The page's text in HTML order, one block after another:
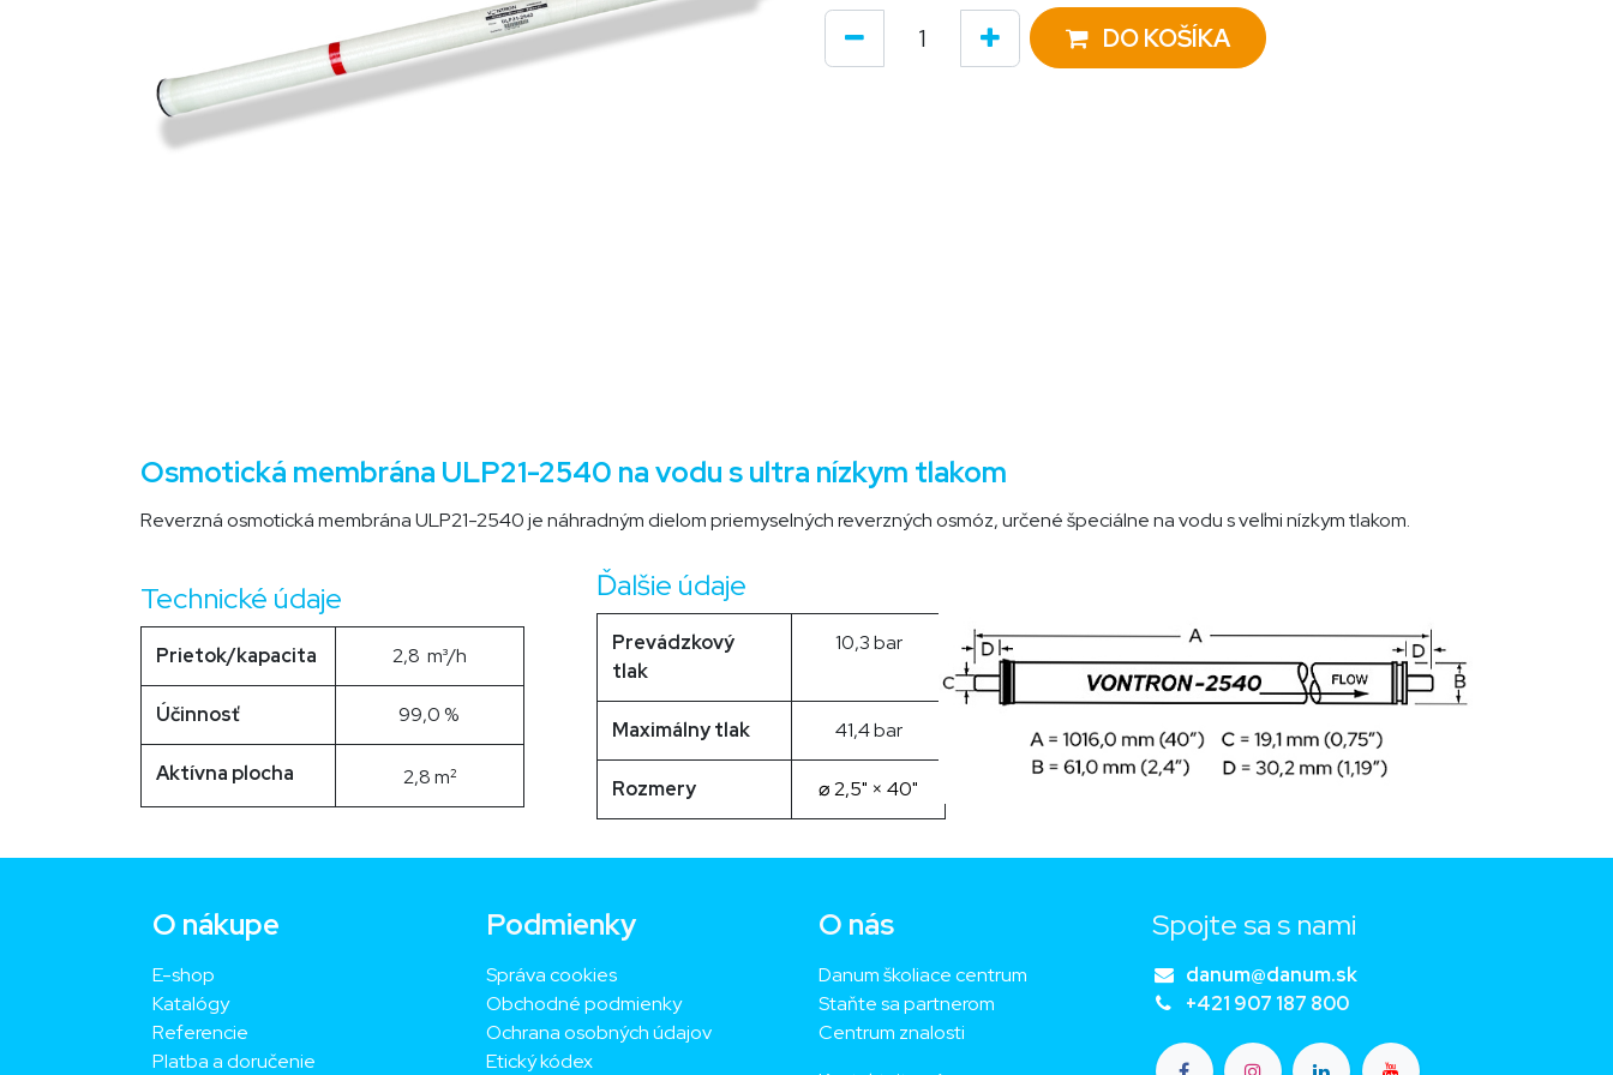
DO KOŠÍKA
Osmotická membrána ULP21-2540 na vodu s ultra nízkym tlakom
Reverzná osmotická membrána ULP21-2540 je náhradným dielom priemyselných reverzných osmóz, určené špeciálne na vodu s veľmi nízkym tlakom.
Technické údaje
Prietok/kapacita 2,8 m³/h
Účinnosť 99,0 %
Aktívna plocha 2,8m2
Ďalšie údaje
Prevádzkový
tlak
10,3 bar
Maximálny tlak 41,4 bar
Rozmery ⌀ 2,5" × 40"
O nákupe
E-shop
Katalógy
Referencie
Platba a doručenie
Podmienky
Správa cookies
Obchodné podmienky
Ochrana osobných údajov
Etický kódex
O nás
Danum školiace centrum
Staňte sa partnerom
Centrum znalosti
Spojte sa s nami
danum@danum.sk
+421 907 187 800